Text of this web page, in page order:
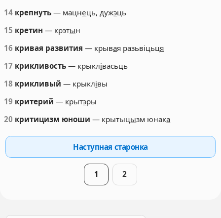
14 крепнуть — мацнець, дужэць
15 кретин — крэтын
16 кривая развития — крывая разьвіцьця
17 крикливость — крыклівасьць
18 крикливый — крыклівы
19 критерий — крытэры
20 критицизм юноши — крытыцызм юнака
Наступная старонка
1 2